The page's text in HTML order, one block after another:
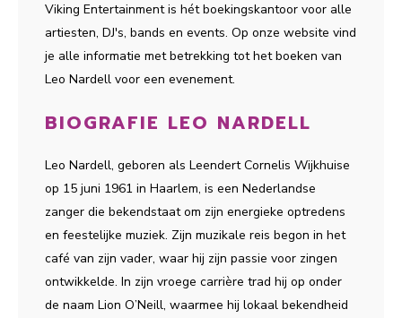
Viking Entertainment is hét boekingskantoor voor alle
artiesten, DJ's, bands en events. Op onze website vind
je alle informatie met betrekking tot het boeken van
Leo Nardell voor een evenement.
BIOGRAFIE LEO NARDELL
Leo Nardell, geboren als Leendert Cornelis Wijkhuise
op 15 juni 1961 in Haarlem, is een Nederlandse
zanger die bekendstaat om zijn energieke optredens
en feestelijke muziek. Zijn muzikale reis begon in het
café van zijn vader, waar hij zijn passie voor zingen
ontwikkelde. In zijn vroege carrière trad hij op onder
de naam Lion O’Neill, waarmee hij lokaal bekendheid